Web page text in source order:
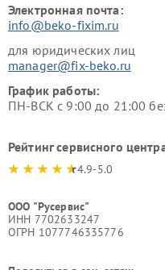
Электронная почта:
info@beko-fixim.ru
для юридических лиц
manager@fix-beko.ru
График работы:
ПН-ВСК с 9:00 до 21:00
Рейтинг сервисного
4.9-5.0
ООО "Русервис"
ИНН 7702633247
ОГРН 1077746335776